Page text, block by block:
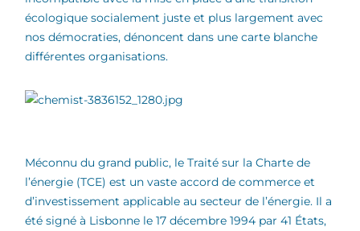
écologique socialement juste et plus largement avec
nos démocraties, dénoncent dans une carte blanche
différentes organisations.
Méconnu du grand public, le Traité sur la Charte de
l’énergie (TCE) est un vaste accord de commerce et
d’investissement applicable au secteur de l’énergie. Il a
été signé à Lisbonne le 17 décembre 1994 par 41 États,